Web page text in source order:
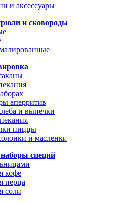
и аксессуары
и сковороды
аперритив
и выпечки
пиццы
и масленки
специй
кофе
перца
соли